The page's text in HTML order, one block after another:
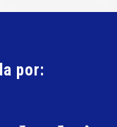
por: